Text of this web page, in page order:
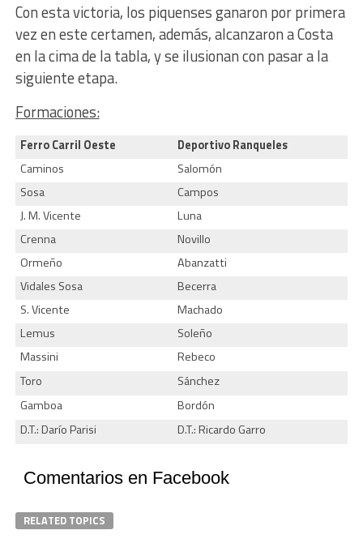
Con esta victoria, los piquenses ganaron por primera
vez en este certamen, además, alcanzaron a Costa
en la cima de la tabla, y se ilusionan con pasar a la
siguiente etapa.
Formaciones:
Ferro Carril Oeste
Deportivo Ranqueles
Caminos
Salomón
Sosa
Campos
J. M. Vicente
Luna
Crenna
Novillo
Ormeño
Abanzatti
Vidales Sosa
Becerra
S. Vicente
Machado
Lemus
Soleño
Massini
Rebeco
Toro
Sánchez
Gamboa
Bordón
D.T.: Darío Parisi
D.T.: Ricardo Garro
Comentarios en Facebook
RELATED TOPICS